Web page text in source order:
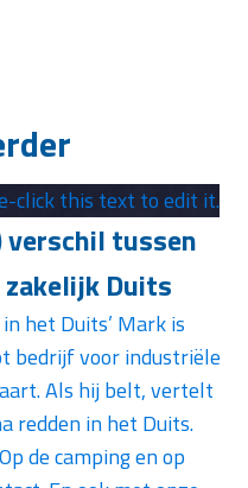
click this text to edit it.
tussen
Duits
het Duits’ Mark is
bedrijf voor industriële
Als hij belt, vertelt
redden in het Duits.
de camping en op